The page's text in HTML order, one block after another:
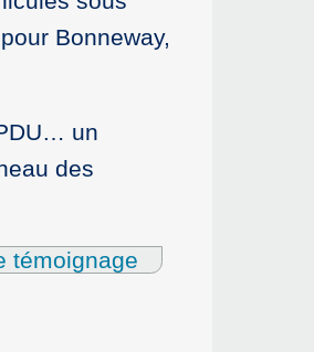
Bonneway,
un
des
témoignage